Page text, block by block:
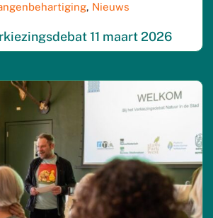
, Nieuws
11 maart 2026